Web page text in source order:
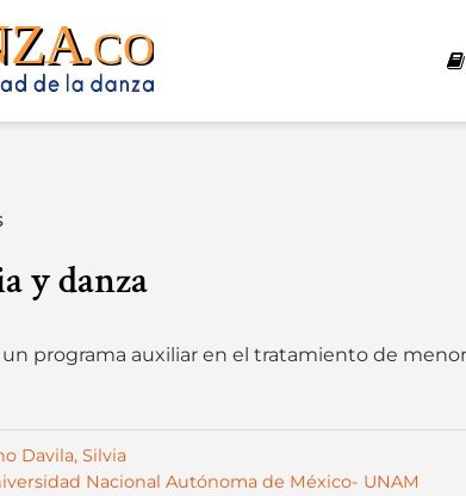
y danza
programa auxiliar en el tratamiento de
Davila, Silvia
Nacional Autónoma de México- UNAM